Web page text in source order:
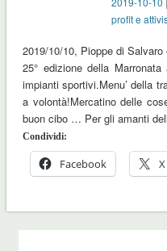
profit e
2019/10/10, Pioppe di
25° edizione della
impianti sportivi.Menu’ della
a volontà!Mercatino delle
buon cibo … Per gli amanti
Condividi:
Facebook X